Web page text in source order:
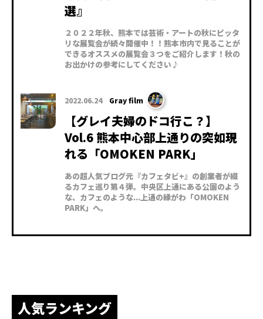
選』
２０２２年秋、熊本では芸術・アートの秋にピッタ
リな展覧会が続々開催中！！熊本市内で見ることが
できるオススメの展覧会３つをご紹介します！秋の
お出かけの参考にしてください♪
2022.06.24 Gray film
【グレイ夫婦のドコ行こ？】
Vol.6 熊本中心部上通りの突如現
れる「OMOKEN PARK」
あの超人気ブログ元『カフェタビ+』の創業者が綴
るカフェ巡り第４弾。中央区上通にある公園のよう
な、カフェのような...上通の縁がわ「OMOKEN
PARK」へ。
人気ランキング